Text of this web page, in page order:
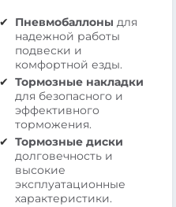
Пневмобаллоны для
надежной работы
подвески и
комфортной езды.
Тормозные накладки
для безопасного и
эффективного
торможения.
Тормозные диски
долговечность и
высокие
эксплуатационные
характеристики.